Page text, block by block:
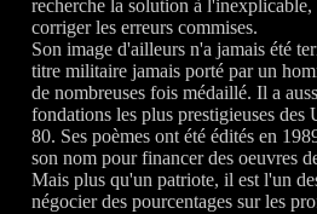
recherche la solution à
corriger les erreurs commises.
Son image d'ailleurs n'a jamais été
titre militaire jamais porté par un
de nombreuses fois médaillé. Il a
fondations les plus prestigieuses des
80. Ses poèmes ont été édités en
son nom pour financer des oeuvres
Mais plus qu'un patriote, il est l'un
négocier des pourcentages sur les